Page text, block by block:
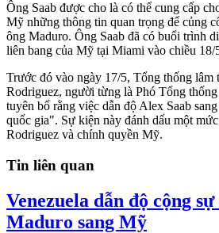
Ông Saab được cho là có thể cung cấp
Mỹ những thông tin quan trọng để củng
ông Maduro. Ông Saab đã có buổi trình
liên bang của Mỹ tại Miami vào chiều 18/
Trước đó vào ngày 17/5, Tổng thống lâm
Rodriguez, người từng là Phó Tổng
tuyên bố rằng việc dẫn độ Alex Saab
quốc gia". Sự kiện này đánh dấu một
Rodriguez và chính quyền Mỹ.
Tin liên quan
Venezuela dẫn độ cộng
Maduro sang Mỹ